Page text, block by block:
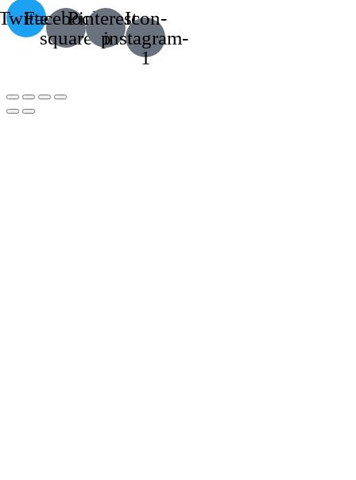
Facebook-
square
Pinterest-
p
Icon-
instagram-
1